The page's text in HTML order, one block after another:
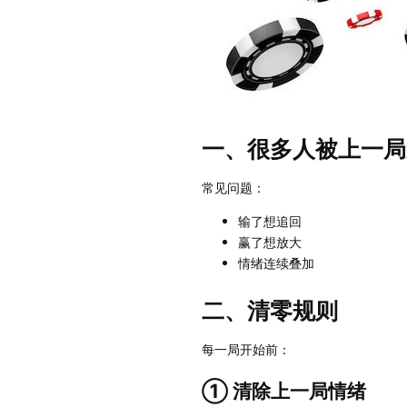
一、很多人被上一
常见问题：
输了想追回
赢了想放大
情绪连续叠加
二、清零规则
每一局开始前：
① 清除上一局情绪